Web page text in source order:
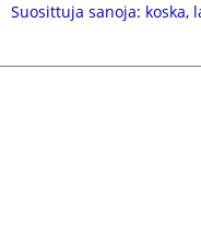
Suosittuja sanoja: koska,